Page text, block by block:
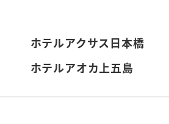
ホテルアクサス日本橋
ホテルアオカ上五島